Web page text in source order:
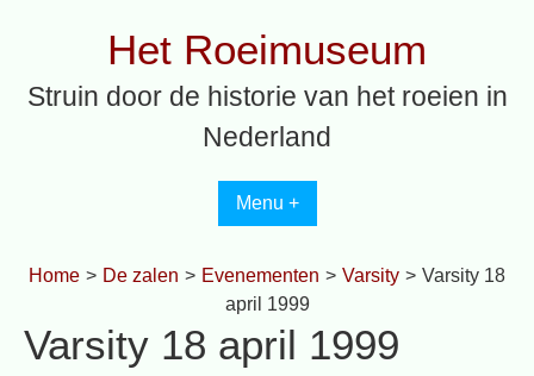
Het Roeimuseum
Struin door de historie van het roeien in
Nederland
Menu +
Home > De zalen > Evenementen > Varsity > Varsity 18
april 1999
Varsity 18 april 1999